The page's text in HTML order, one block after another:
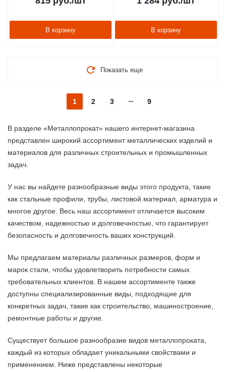
В корзину В корзину
Показать еще
1 2 3 9
В разделе «Металлопрокат» нашего интернет-магазина
представлен широкий ассортимент металлических изделий и
материалов для различных строительных и промышленных
задач.
У нас вы найдете разнообразные виды этого продукта, такие
как стальные профили, трубы, листовой материал, арматура и
многое другое. Весь наш ассортимент отличается высоким
качеством, надежностью и долговечностью, что гарантирует
безопасность и долговечность ваших конструкций.
Мы предлагаем материалы различных размеров, форм и
марок стали, чтобы удовлетворить потребности самых
требовательных клиентов. В нашем ассортименте также
доступны специализированные виды, подходящие для
конкретных задач, такие как строительство, машиностроение,
ремонтные работы и другие.
Существует большое разнообразие видов металлопроката,
каждый из которых обладает уникальными свойствами и
применением. Ниже представлены некоторые